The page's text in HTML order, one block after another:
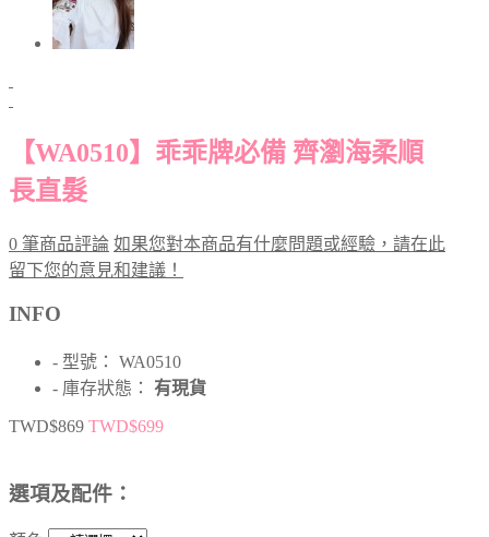
【WA0510】乖乖牌必備 齊瀏海柔順
長直髮
0 筆商品評論 如果您對本商品有什麼問題或經驗，請在此
留下您的意見和建議！
INFO
- 型號： WA0510
- 庫存狀態：
有現貨
TWD$869 TWD$699
選項及配件：